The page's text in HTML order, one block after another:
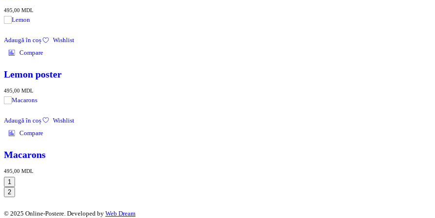
495,00 MDL
Adaugă în coș
Wishlist
Compare
Lemon poster
495,00 MDL
Adaugă în coș
Wishlist
Compare
Macarons
495,00 MDL
1
2
© 2025 Online-Postere. Developed by Web Dream